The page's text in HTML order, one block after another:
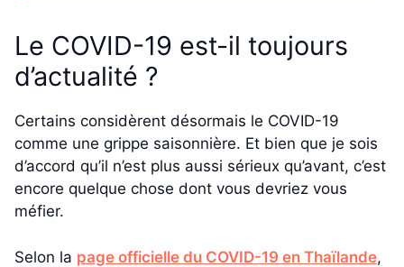
Le COVID-19 est-il toujours
d’actualité ?
Certains considèrent désormais le COVID-19
comme une grippe saisonnière. Et bien que je sois
d’accord qu’il n’est plus aussi sérieux qu’avant, c’est
encore quelque chose dont vous devriez vous
méfier.
Selon la page officielle du COVID-19 en Thaïlande,